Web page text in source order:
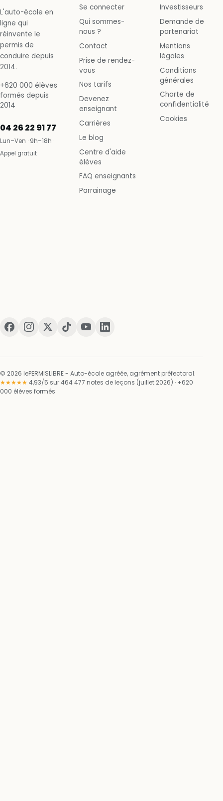
L'auto-école en
ligne qui
réinvente le
permis de
conduire depuis
2014.
+620 000 élèves
formés depuis
2014
04 26 22 91 77
Lun–Ven · 9h–18h ·
Appel gratuit
Se connecter
Qui sommes-
nous ?
Contact
Prise de rendez-
vous
Nos tarifs
Devenez
enseignant
Carrières
Le blog
Centre d'aide
élèves
FAQ enseignants
Parrainage
Investisseurs
Demande de
partenariat
Mentions
légales
Conditions
générales
Charte de
confidentialité
Cookies
© 2026 lePERMISLIBRE - Auto-école agréée, agrément préfectoral.
★★★★★ 4,93/5 sur 464 477 notes de leçons (juillet 2026) · +620
000 élèves formés